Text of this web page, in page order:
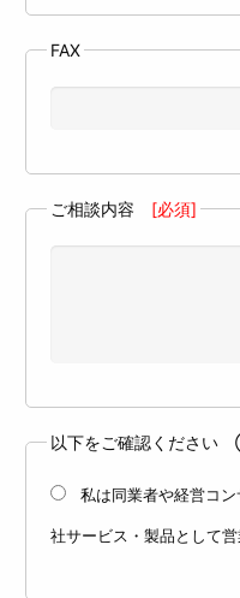
FAX
ご相談内容 [必須]
以下をご確認くださ
私は同業者や経営コ
社サービス・製品として